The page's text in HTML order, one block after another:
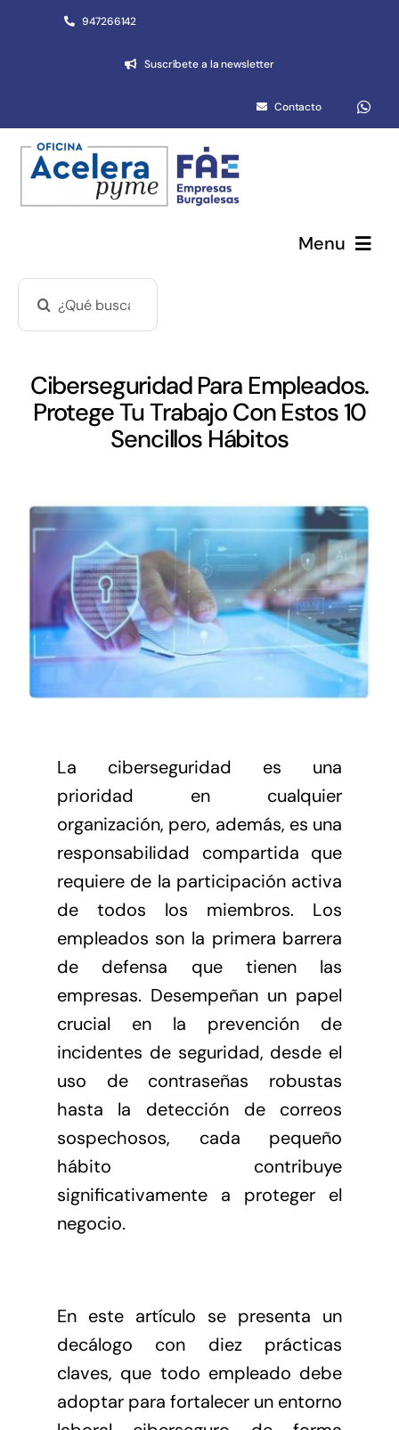
947266142
Suscríbete a la newsletter
Contacto
Menu
Networking
Antena Tecnológica
Eventos
Conócenos
Ciberseguridad Para Empleados.
Protege Tu Trabajo Con Estos 10
Sencillos Hábitos
La ciberseguridad es una
prioridad en cualquier
organización, pero, además, es una
responsabilidad compartida que
requiere de la participación activa
de todos los miembros. Los
empleados son la primera barrera
de defensa que tienen las
empresas. Desempeñan un papel
crucial en la prevención de
incidentes de seguridad, desde el
uso de contraseñas robustas
hasta la detección de correos
sospechosos, cada pequeño
hábito contribuye
significativamente a proteger el
negocio.
En este artículo se presenta un
decálogo con diez prácticas
claves, que todo empleado debe
adoptar para fortalecer un entorno